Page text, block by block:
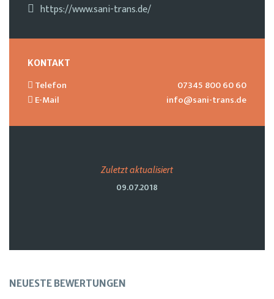
https://www.sani-trans.de/
KONTAKT
Telefon
07345 800 60 60
E-Mail
info@sani-trans.de
Zuletzt aktualisiert
09.07.2018
NEUESTE BEWERTUNGEN